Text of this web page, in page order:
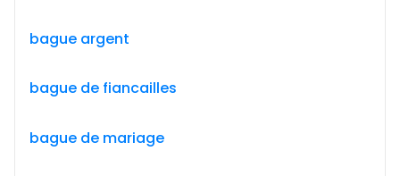
bague argent
bague de fiancailles
bague de mariage